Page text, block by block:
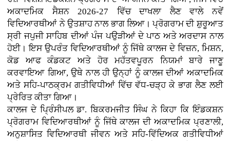
ਅਕਾਦਮਿਕ ਸੈਸ਼ਨ 2026-27 ਵਿੱਚ ਦਾਖਲਾ ਲੈਣ ਵਾਲੇ ਨਵੇਂ
ਵਿਦਿਆਰਥੀਆਂ ਨੇ ਉਤਸ਼ਾਹ ਨਾਲ ਭਾਗ ਲਿਆ। ਪ੍ਰੋਗਰਾਮ ਦੀ ਸ਼ੁਰੂਆਤ
ਸ੍ਰੀ ਜਪੁਜੀ ਸਾਹਿਬ ਦੀਆਂ ਪੰਜ ਪਉੜੀਆਂ ਦੇ ਪਾਠ ਅਤੇ ਅਰਦਾਸ ਨਾਲ
ਹੋਈ। ਇਸ ਉਪਰੰਤ ਵਿਦਿਆਰਥੀਆਂ ਨੂੰ ਜਿੱਥੇ ਕਾਲਜ ਦੇ ਵਿਜ਼ਨ, ਮਿਸ਼ਨ,
ਕੋਡ ਆਫ ਕੰਡਕਟ ਅਤੇ ਹੋਰ ਮਹੱਤਵਪੂਰਨ ਨਿਯਮਾਂ ਬਾਰੇ ਜਾਣੂ
ਕਰਵਾਇਆ ਗਿਆ, ਉਥੇ ਨਾਲ ਹੀ ਉਨ੍ਹਾਂ ਨੂੰ ਕਾਲਜ ਦੀਆਂ ਅਕਾਦਮਿਕ
ਅਤੇ ਸਹਿ-ਪਾਠਕ੍ਰਮ ਗਤੀਵਿਧੀਆਂ ਵਿੱਚ ਵੱਧ-ਚੜ੍ਹ ਕੇ ਭਾਗ ਲੈਣ ਲਈ
ਪ੍ਰੇਰਿਤ ਕੀਤਾ ਗਿਆ।
ਕਾਲਜ ਦੇ ਪ੍ਰਿੰਸੀਪਲ ਡਾ. ਬਿਕਰਮਜੀਤ ਸਿੰਘ ਨੇ ਕਿਹਾ ਕਿ ਇੰਡਕਸ਼ਨ
ਪ੍ਰੋਗਰਾਮ ਵਿਦਿਆਰਥੀਆਂ ਨੂੰ ਜਿੱਥੇ ਕਾਲਜ ਦੀ ਅਕਾਦਮਿਕ ਪ੍ਰਣਾਲੀ,
ਅਨੁਸ਼ਾਸਿਤ ਵਿਦਿਆਰਥੀ ਜੀਵਨ ਅਤੇ ਸਹਿ-ਵਿੱਦਿਅਕ ਗਤੀਵਿਧੀਆਂ